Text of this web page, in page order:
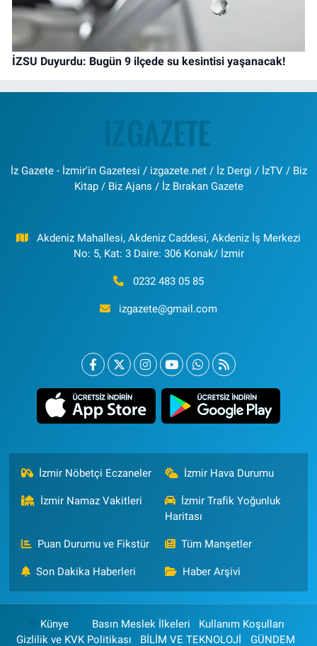
İZSU Duyurdu: Bugün 9 ilçede su kesintisi yaşanacak!
İz Gazete - İzmir'in Gazetesi / izgazete.net / İz Dergi / İzTV / Biz
Kitap / Biz Ajans / İz Bırakan Gazete
Akdeniz Mahallesi, Akdeniz Caddesi, Akdeniz İş Merkezi
No: 5, Kat: 3 Daire: 306 Konak/ İzmir
0232 483 05 85
izgazete@gmail.com
İzmir Nöbetçi Eczaneler İzmir Hava Durumu
İzmir Namaz Vakitleri
İzmir Trafik Yoğunluk
Haritası
Puan Durumu ve Fikstür Tüm Manşetler
Son Dakika Haberleri Haber Arşivi
Künye Basın Meslek İlkeleri
Kullanım Koşulları
Gizlilik ve KVK Politikası
BİLİM VE TEKNOLOJİ GÜNDEM